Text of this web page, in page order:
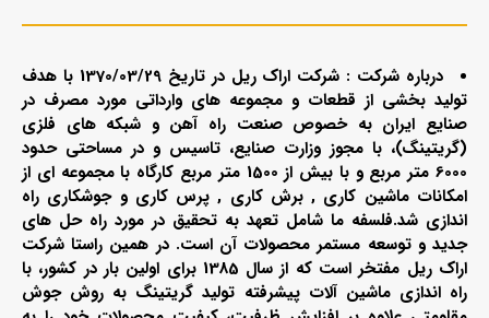
درباره شرکت : شرکت اراك ريل در تاريخ 1370/03/29 با هدف
توليد بخشي از قطعات و مجموعه هاي وارداتي مورد مصرف در
صنايع ايران به خصوص صنعت راه آهن و شبکه های فلزی
(گریتینگ)، با مجوز وزارت صنايع، تاسيس و در مساحتي حدود
6000 متر مربع و با بيش از 1500 متر مربع كارگاه با مجموعه اي از
امكانات ماشين كاري , برش كاري , پرس كاري و جوشكاري راه
اندازی شد.فلسفه ما شامل تعهد به تحقیق در مورد راه حل های
جدید و توسعه مستمر محصولات آن است. در همین راستا شرکت
اراک ریل مفتخر است که از سال 1385 برای اولین بار در کشور، با
راه اندازی ماشین آلات پیشرفته تولید گریتینگ به روش جوش